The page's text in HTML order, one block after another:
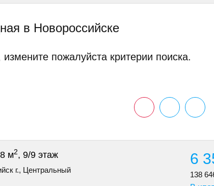
в Новороссийске
пожалуйста критерии поиска.
м2, 9/9 этаж
г., Центральный
6
138